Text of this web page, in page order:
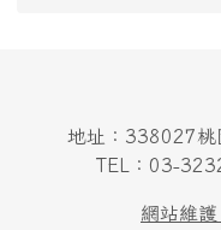
地址：338027桃
TEL：03-
網站維護